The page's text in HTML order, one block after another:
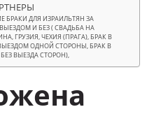
БРАКИ ДЛЯ ИЗРАИЛЬТЯН ЗА
И БЕЗ ( СВАДЬБА НА
ГРУЗИЯ, ЧЕХИЯ (ПРАГА), БРАК В
ОДНОЙ СТОРОНЫ, БРАК В
ВЫЕЗДА СТОРОН),